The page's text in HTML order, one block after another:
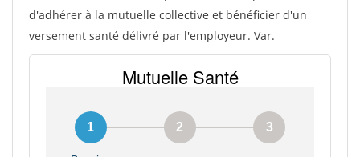
d'adhérer à la mutuelle collective et bénéficier d'un
versement santé délivré par l'employeur. Var.